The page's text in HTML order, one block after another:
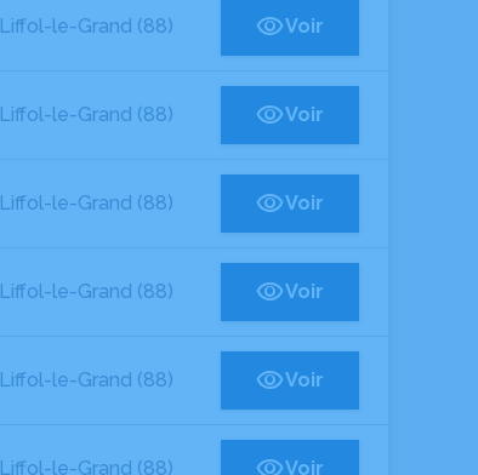
Liffol-le-Grand (88) Voir
Liffol-le-Grand (88) Voir
Liffol-le-Grand (88) Voir
Liffol-le-Grand (88) Voir
Liffol-le-Grand (88) Voir
Liffol-le-Grand (88) Voir